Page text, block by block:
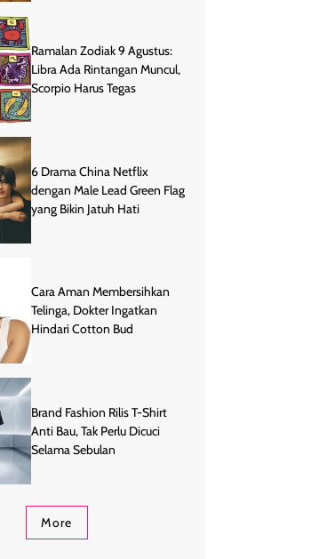
Ramalan Zodiak 9 Agustus:
Libra Ada Rintangan Muncul,
Scorpio Harus Tegas
6 Drama China Netflix
dengan Male Lead Green Flag
yang Bikin Jatuh Hati
Cara Aman Membersihkan
Telinga, Dokter Ingatkan
Hindari Cotton Bud
Brand Fashion Rilis T-Shirt
Anti Bau, Tak Perlu Dicuci
Selama Sebulan
More